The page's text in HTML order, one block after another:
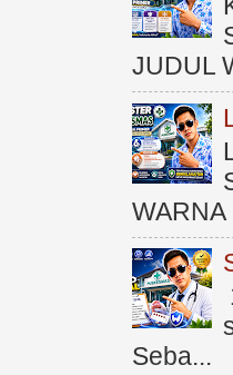
JUDUL
Seba...